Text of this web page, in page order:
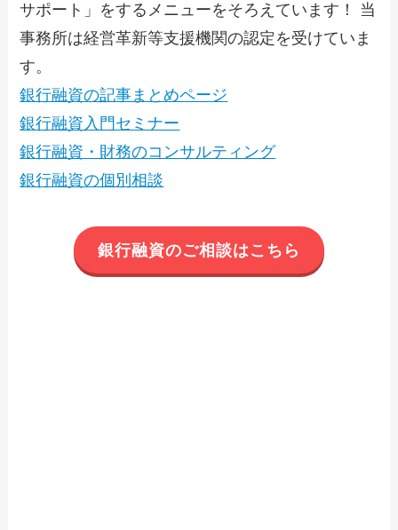
サポート」をするメニューをそろえています！ 当
事務所は経営革新等支援機関の認定を受けていま
す。
銀行融資の記事まとめページ
銀行融資入門セミナー
銀行融資・財務のコンサルティング
銀行融資の個別相談
銀行融資のご相談はこちら